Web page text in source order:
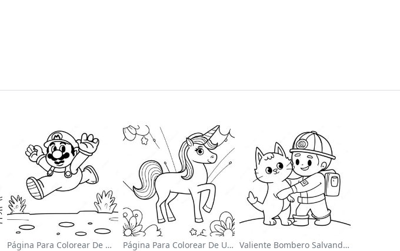
Página Para Colorear De Mario Saltando Sobre Goombas Página Para Colorear De Un Unicornio Mágico En Un Arcoíris Valiente Bombero Salvando Un Gato Para Colorear